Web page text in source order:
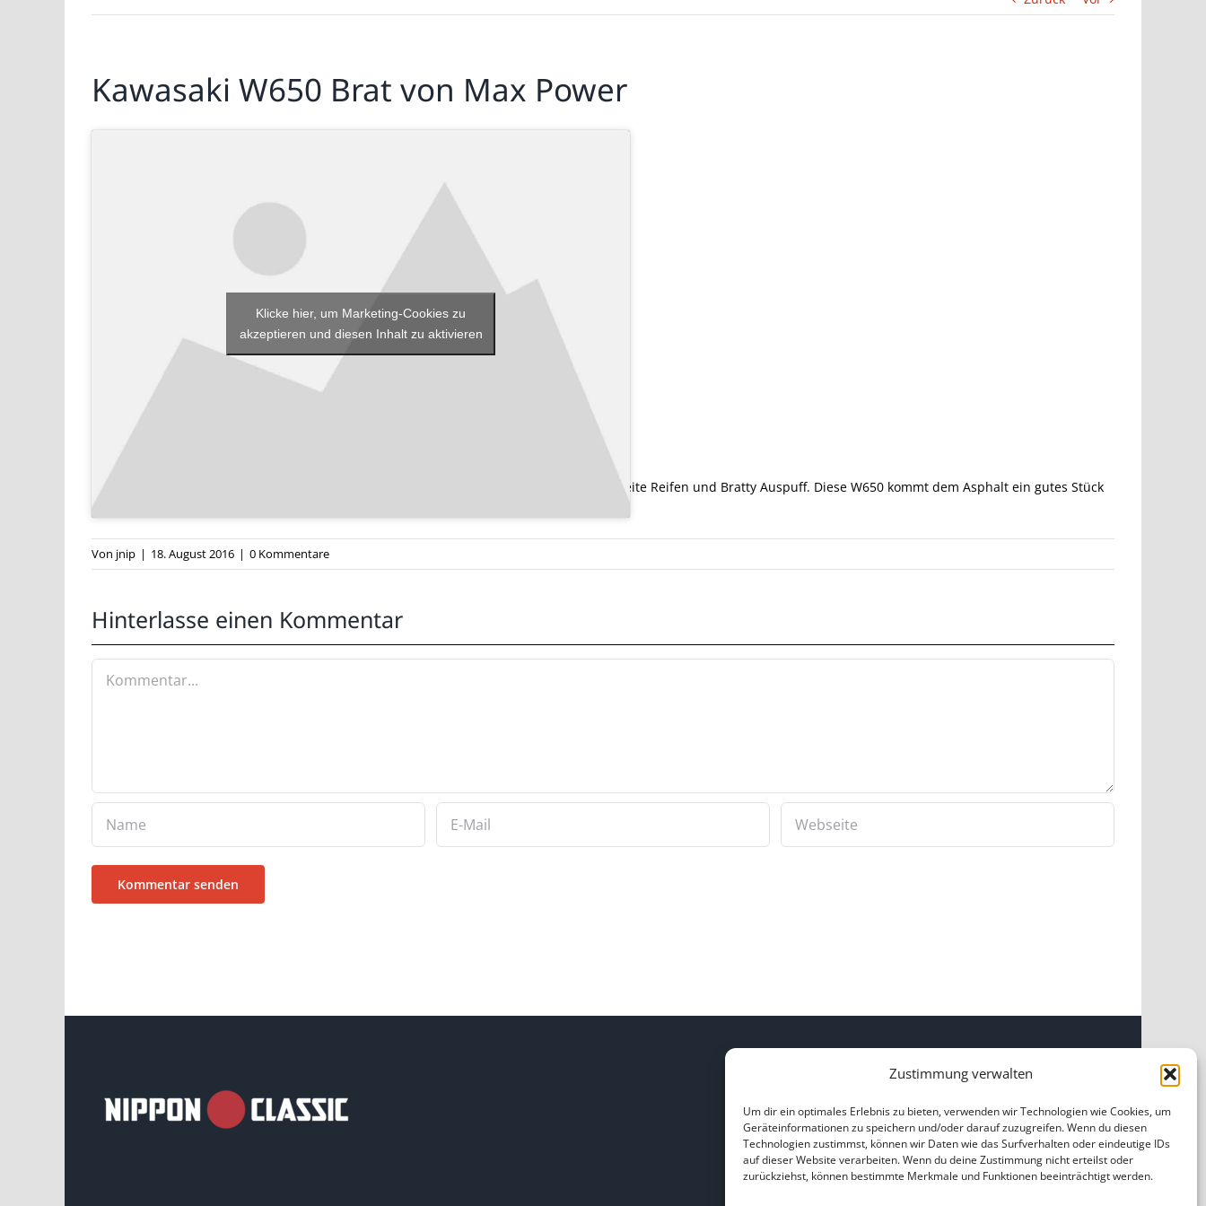
Zustimmung verwalten
Um dir ein optimales Erlebnis zu bieten, verwenden wir Technologien wie Cookies, um
Geräteinformationen zu speichern und/oder darauf zuzugreifen. Wenn du diesen
Technologien zustimmst, können wir Daten wie das Surfverhalten oder eindeutige IDs
auf dieser Website verarbeiten. Wenn du deine Zustimmung nicht erteilst oder
zurückziehst, können bestimmte Merkmale und Funktionen beeinträchtigt werden.
Kawasaki W650 Brat von Max Power
Klicke hier, um Marketing-Cookies zu
akzeptieren und diesen Inhalt zu aktivieren
Flachmann – W650 Brat von Max Power super gechoppt. Kleiner Tank, kurze Sitzbank, breite Reifen und Bratty Auspuff. Diese W650 kommt dem Asphalt ein gutes Stück
näher.
Von jnip | 18. August 2016 | 0 Kommentare
Hinterlasse einen Kommentar
HOME|ÜBER UNS |IMPRESSUM|DATENSCHUTZ |
BILDNACHWEISE